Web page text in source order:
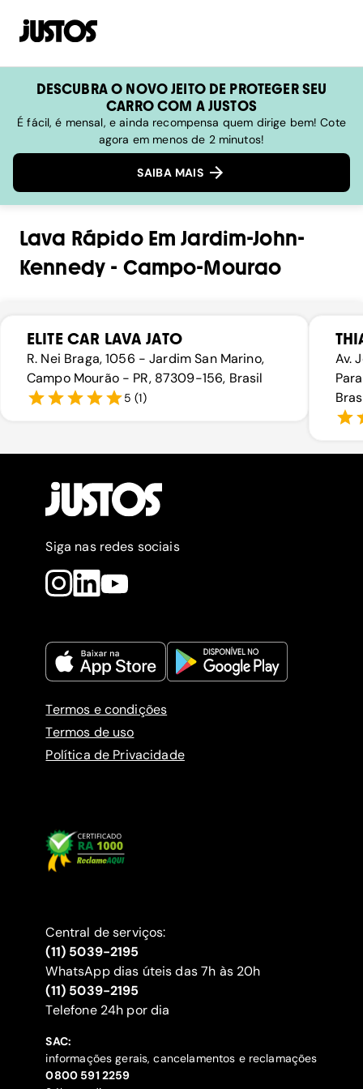
DESCUBRA O NOVO JEITO DE PROTEGER SEU
CARRO COM A JUSTOS
É fácil, é mensal, e ainda recompensa quem dirige bem! Cote
agora em menos de 2 minutos!
SAIBA MAIS
Lava RápidoEmJardim-John-
Kennedy - Campo-Mourao
ELITE CAR LAVA JATO
R. Nei Braga, 1056 - Jardim San Marino,
Campo Mourão - PR, 87309-156, Brasil
5 (1)
Av.
Siga nas redes sociais
Termos e condições
Termos de uso
Política de Privacidade
Central de serviços:
(11) 5039-2195
WhatsApp dias úteis das 7h às 20h
(11) 5039-2195
‍Telefone 24h por dia
SAC:
informações gerais, cancelamentos e reclamações
‍0800 591 2259